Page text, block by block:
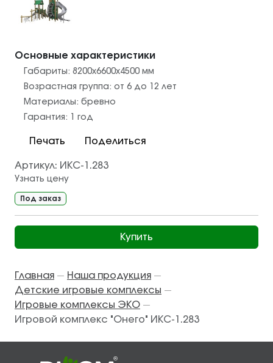
Основные характеристики
Габариты: 8200x6600x4500 мм
Возрастная группа: от 6 до 12 лет
Материалы: бревно
Гарантия:
1 год
Печать Поделиться
Артикул: ИКС-1.283
Узнать цену
Под заказ
Купить
Главная — Наша продукция —
Детские игровые комплексы —
Игровые комплексы ЭКО —
Игровой комплекс "Онего" ИКС-1.283